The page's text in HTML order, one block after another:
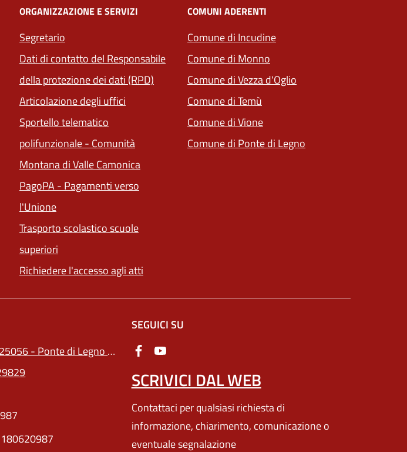
ORGANIZZAZIONE E SERVIZI
Segretario
Dati di contatto del Responsabile
della protezione dei dati (RPD)
Articolazione degli uffici
Sportello telematico
polifunzionale - Comunità
Montana di Valle Camonica
PagoPA - Pagamenti verso
l'Unione(apre in un'altra scheda).
Trasporto scolastico scuole
superiori
Richiedere l'accesso agli atti
COMUNI ADERENTI
Comune di Incudine(apre in un'altra scheda).
Comune di Monno
Comune di Vezza d'Oglio
Comune di Temù
Comune di Vione(apre in un'altra scheda).
Comune di Ponte di Legno
- Ponte di Legno (BS)
(apre in un'altra scheda).
SEGUICI SU
SCRIVICI DAL WEB
Contattaci per qualsiasi richiesta di
informazione, chiarimento, comunicazione o
eventuale segnalazione